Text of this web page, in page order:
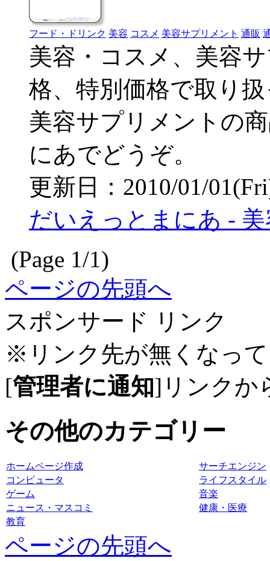
フード・ドリンク 美容 コスメ 美容サプリメント 通販
美容・コスメ、美容
格、特別価格で取り
美容サプリメントの
にあでどうぞ。
更新日：2010/01/
だいえっとまにあ -
(Page 1/1)
ページの先頭へ
スポンサード リンク
※リンク先が無くなっ
[管理者に通知]リンクか
その他のカテゴリー
ホームページ作成
サーチエンジン
コンピュータ
ライフスタイル
ゲーム
音楽
ニュース・マスコミ
健康・医療
教育
ページの先頭へ